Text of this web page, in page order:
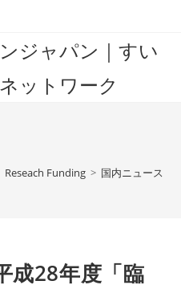
ジャパン｜すい
ットワーク
Reseach Funding > 国内ニュース：
成28年度「臨